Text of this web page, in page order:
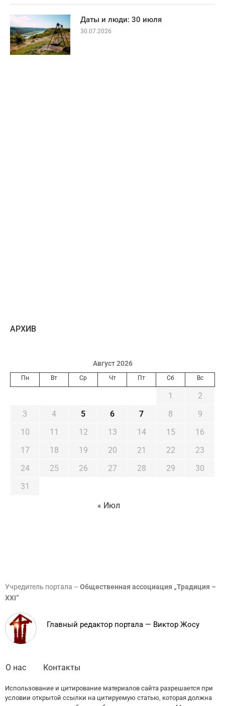
Даты и люди: 30 июля
30.07.2026
AРХИВ
Август 2026
Пн Вт Ср Чт Пт Сб Вс
1
2
3
4 5 6 7 8
9
10
11 12 13 14 15
16
17
18 19 20 21 22
23
24
25 26 27 28 29
30
31
« Июл
Учредитель портала – Общественная ассоциация „Традиция –
XXI”
Главный редактор портала — Виктор Жосу
О нас Контакты
Использование и цитирование материалов сайта разрешается при
условии открытой ссылки на цитируемую статью, которая должна